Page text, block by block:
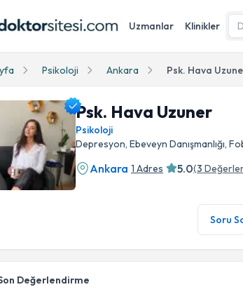
Uzmanlar Klinikler
Psikoloji Ankara Psk. Hava
Psk. Hava Uzuner
Psikoloji
Depresyon, Ebeveyn Danışmanlığı,
Ankara 1 Adres 5.0(3
Soru
Değerlendirme